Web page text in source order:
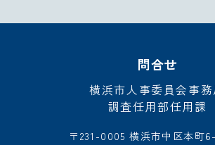
問合せ
横浜市人事委員会事務
調査任用部任用課
〒231-0005 横浜市中区本町